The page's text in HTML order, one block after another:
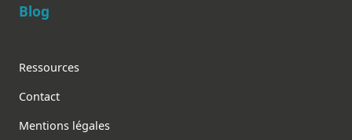
Blog
Footer
Ressources
Contact
Mentions légales